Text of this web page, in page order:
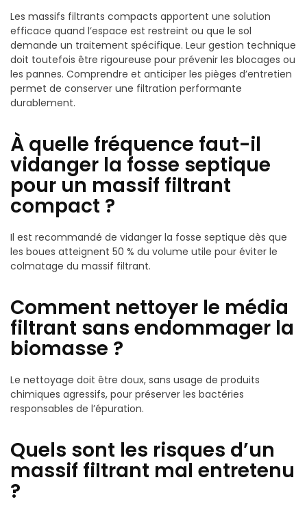
Les massifs filtrants compacts apportent une solution
efficace quand l’espace est restreint ou que le sol
demande un traitement spécifique. Leur gestion technique
doit toutefois être rigoureuse pour prévenir les blocages ou
les pannes. Comprendre et anticiper les pièges d’entretien
permet de conserver une filtration performante
durablement.
À quelle fréquence faut-il
vidanger la fosse septique
pour un massif filtrant
compact ?
Il est recommandé de vidanger la fosse septique dès que
les boues atteignent 50 % du volume utile pour éviter le
colmatage du massif filtrant.
Comment nettoyer le média
filtrant sans endommager la
biomasse ?
Le nettoyage doit être doux, sans usage de produits
chimiques agressifs, pour préserver les bactéries
responsables de l’épuration.
Quels sont les risques d’un
massif filtrant mal entretenu
?